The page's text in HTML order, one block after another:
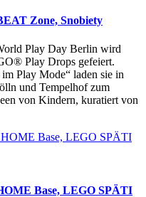
Zone, Snobiety
Play Day Berlin wird
Play Drops gefeiert.
Play Mode“ laden sie in
und Tempelhof zum
von Kindern, kuratiert von
Base, LEGO SPÄTI